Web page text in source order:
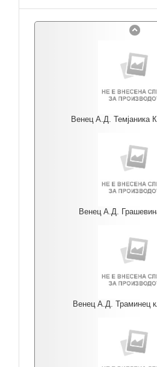
Венец А.Д. Темјаника
Венец А.Д.
Венец А.Д. Траминец